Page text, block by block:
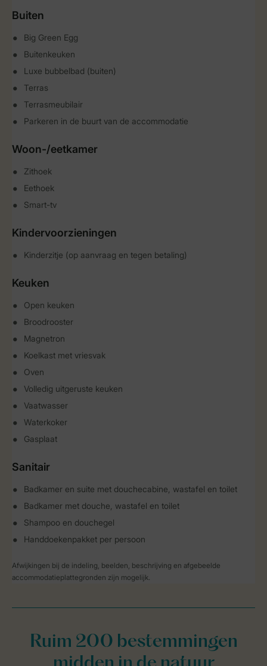
Buiten
Big Green Egg
Buitenkeuken
Luxe bubbelbad (buiten)
Terras
Terrasmeubilair
Parkeren in de buurt van de accommodatie
Woon-/eetkamer
Zithoek
Eethoek
Smart-tv
Kindervoorzieningen
Kinderzitje (op aanvraag en tegen betaling)
Keuken
Open keuken
Broodrooster
Magnetron
Koelkast met vriesvak
Oven
Volledig uitgeruste keuken
Vaatwasser
Waterkoker
Gasplaat
Sanitair
Badkamer en suite met douchecabine, wastafel en toilet
Badkamer met douche, wastafel en toilet
Shampoo en douchegel
Handdoekenpakket per persoon
Afwijkingen bij de indeling, beelden, beschrijving en afgebeelde
accommodatieplattegronden zijn mogelijk.
Ruim 200 bestemmingen